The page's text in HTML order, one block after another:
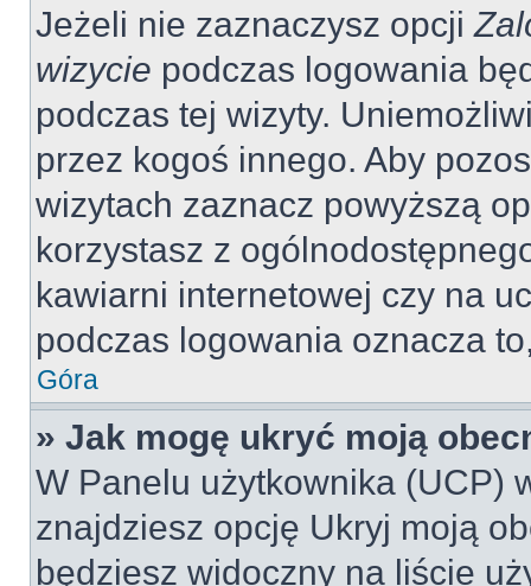
Jeżeli nie zaznaczysz opcji
wizycie podczas logowania
podczas tej wizyty.
przez kogoś innego. Aby
wizytach zaznacz powyższą
korzystasz z
kawiarni internetowej czy na
podczas logowania oznacza
Góra
» Jak mogę ukryć moją
W Panelu użytkownika (UCP)
znajdziesz opcję Ukryj moją
będziesz widoczny na liście